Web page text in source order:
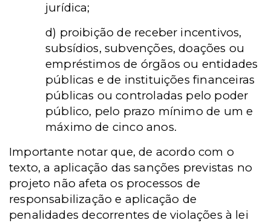
jurídica;
d) proibição de receber incentivos,
subsídios, subvenções, doações ou
empréstimos de órgãos ou entidades
públicas e de instituições financeiras
públicas ou controladas pelo poder
público, pelo prazo mínimo de um e
máximo de cinco anos.
Importante notar que, de acordo com o
texto, a aplicação das sanções previstas no
projeto não afeta os processos de
responsabilização e aplicação de
penalidades decorrentes de violações à lei